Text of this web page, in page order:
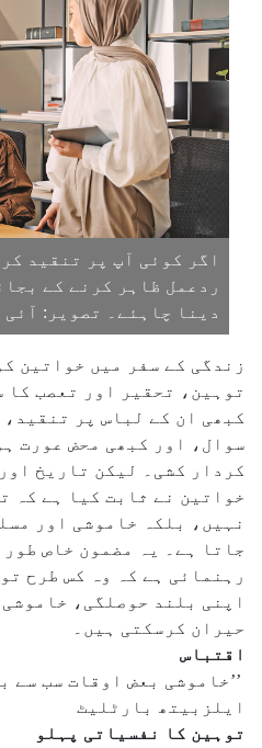
اگر کوئی آپ پر تنقید
ردعمل ظاہر کرنے کے
دینا چاہئے۔ تصویر: آئی
زندگی کے سفر میں خواتین
توہین، تحقیر اور تعصب کا
کبھی ان کے لباس پر
سوال، اور کبھی محض عورت
کردار کشی۔ لیکن تاریخ
خواتین نے ثابت کیا ہے کہ
نہیں، بلکہ خاموشی اور
جاتا ہے۔ یہ مضمون خاص
رہنمائی ہے کہ وہ کس طرح
اپنی بلند حوصلگی،
حیران کرسکتی ہیں۔
اقتباس
’’خاموشی بعض اوقات سب سے
ایلزبیتھ بارٹلیٹ
توہین کا نفسیاتی پہلو